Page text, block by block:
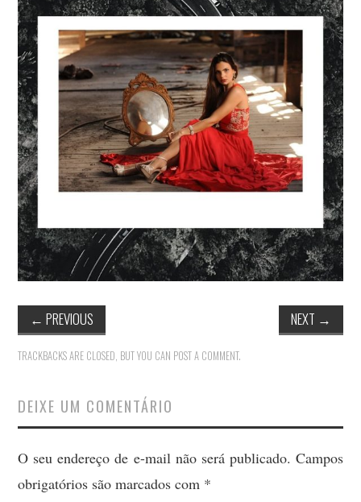
← PREVIOUS NEXT →
TRACKBACKS ARE CLOSED, BUT YOU CAN POST A COMMENT.
DEIXE UM COMENTÁRIO
O seu endereço de e-mail não será publicado. Campos
obrigatórios são marcados com *